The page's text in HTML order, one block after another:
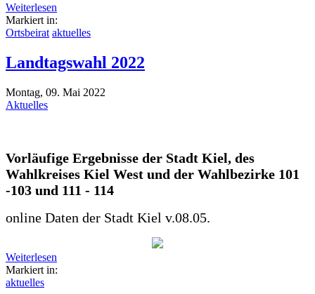
Weiterlesen
Markiert in:
Ortsbeirat aktuelles
Landtagswahl 2022
Montag, 09. Mai 2022
Aktuelles
Vorläufige Ergebnisse der Stadt Kiel, des
Wahlkreises Kiel West und der Wahlbezirke 101
-103 und 111 - 114
online Daten der Stadt Kiel v.08.05.
Weiterlesen
Markiert in:
aktuelles